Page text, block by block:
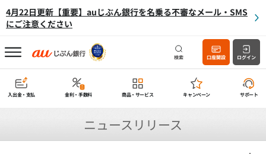
4月22日更新【重要】auじぶん銀行を名乗る不審なメール・SMS
にご注意ください
検索 口座開設 ログイン
入出金・支払 金利・手数料 商品・サービス キャンペーン サポート
ニュースリリース